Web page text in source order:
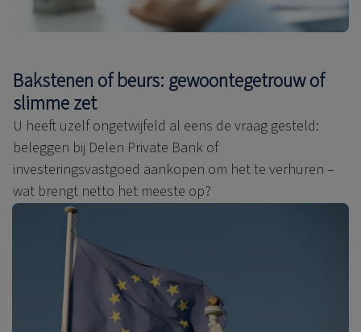
Bakstenen of beurs: gewoontegetrouw of
slimme zet
U heeft uzelf ongetwijfeld al eens de vraag gesteld:
beleggen bij Delen Private Bank of
investeringsvastgoed aankopen om het te verhuren –
wat brengt netto het meeste op?